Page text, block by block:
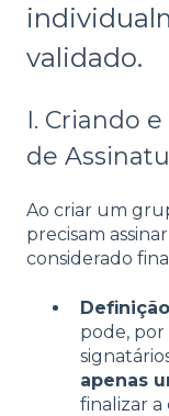
validado.
I. Criando
de
Ao criar um
precisam
considerado
pode,
apenas
finalizar a